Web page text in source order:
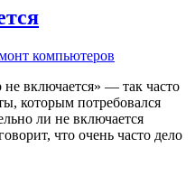
компьютеров
включается» — так часто
которым потребовался
ли не включается
что очень часто дело